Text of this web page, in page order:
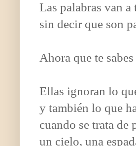
Las palabras van a
sin decir que son
y son
Ahora que te
-
Ellas ignoran lo
y también lo que
cuando se trata de
un cielo, una